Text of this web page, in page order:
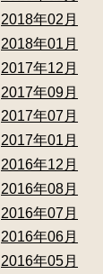
2018年02月
2018年01月
2017年12月
2017年09月
2017年07月
2017年01月
2016年12月
2016年08月
2016年07月
2016年06月
2016年05月